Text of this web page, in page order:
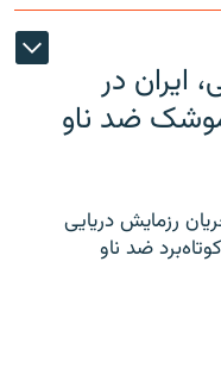
ایران در
ضد ناو
رزمایش دریایی
ضد ناو